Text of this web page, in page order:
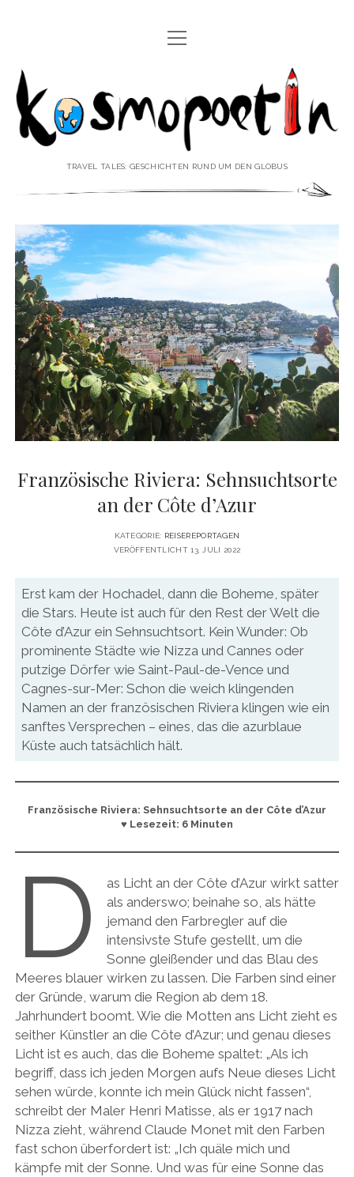
REISEREPORTAGEN
REISEPOESIE
REISEKOLUMNEN
REISEVIDEOS
♥ ÜBER DEN REISEBLOG Menü
öffnen
IMPRESSUM
DATENSCHUTZERKLÄRUNG
♥ ÜBER DIE AUTORIN Menü
öffnen
VITA
PRESSE & MEDIEN
MEDIADATEN
twitterfacebook
pinterestyoutubeinstagram
Menü
öffnen
Kosmopoetin
TRAVEL TALES: GESCHICHTEN RUND UM DEN GLOBUS
Französische Riviera: Sehnsuchtsorte
an der Côte d’Azur
KATEGORIE: REISEREPORTAGEN
VERÖFFENTLICHT 13. JULI 2022
Erst kam der Hochadel, dann die Boheme, später
die Stars. Heute ist auch für den Rest der Welt die
Côte d’Azur ein Sehnsuchtsort. Kein Wunder: Ob
prominente Städte wie Nizza und Cannes oder
putzige Dörfer wie Saint-Paul-de-Vence und
Cagnes-sur-Mer: Schon die weich klingenden
Namen an der französischen Riviera klingen wie ein
sanftes Versprechen – eines, das die azurblaue
Küste auch tatsächlich hält.
Französische Riviera: Sehnsuchtsorte an der Côte d’Azur
♥ Lesezeit: 6 Minuten
D
as Licht an der Côte d’Azur wirkt satter
als anderswo; beinahe so, als hätte
jemand den Farbregler auf die
intensivste Stufe gestellt, um die
Sonne gleißender und das Blau des
Meeres blauer wirken zu lassen. Die Farben sind einer
der Gründe, warum die Region ab dem 18.
Jahrhundert boomt. Wie die Motten ans Licht zieht es
seither Künstler an die Côte d’Azur; und genau dieses
Licht ist es auch, das die Boheme spaltet: „Als ich
begriff, dass ich jeden Morgen aufs Neue dieses Licht
sehen würde, konnte ich mein Glück nicht fassen“,
schreibt der Maler Henri Matisse, als er 1917 nach
Nizza zieht, während Claude Monet mit den Farben
fast schon überfordert ist: „Ich quäle mich und
kämpfe mit der Sonne. Und was für eine Sonne das